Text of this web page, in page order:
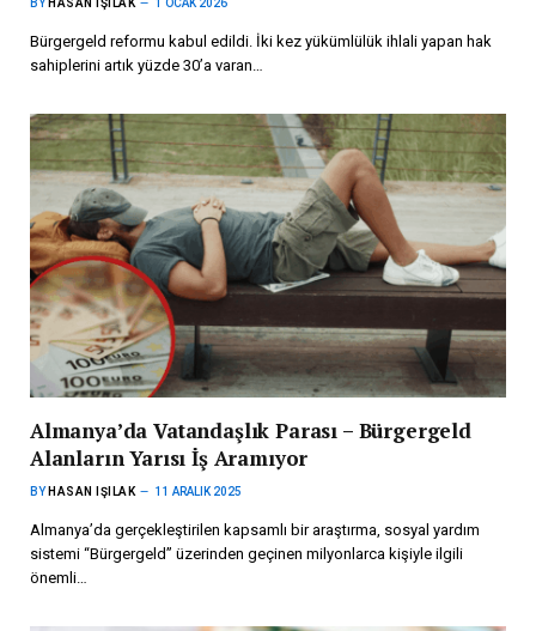
BY HASAN IŞILAK 1 OCAK 2026
Bürgergeld reformu kabul edildi. İki kez yükümlülük ihlali yapan hak
sahiplerini artık yüzde 30’a varan…
Almanya’da Vatandaşlık Parası – Bürgergeld
Alanların Yarısı İş Aramıyor
BY HASAN IŞILAK 11 ARALIK 2025
Almanya’da gerçekleştirilen kapsamlı bir araştırma, sosyal yardım
sistemi “Bürgergeld” üzerinden geçinen milyonlarca kişiyle ilgili
önemli…